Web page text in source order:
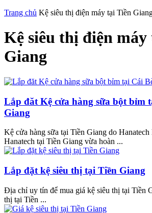
Trang chủ Kệ siêu thị điện máy tại Tiền
Kệ siêu thị điện máy
Giang
Lắp đăt Kệ cửa hàng sữa bột bỉm
Giang
Kệ cửa hàng sữa tại Tiền Giang do Hanatech
Hanatech tại Tiền Giang vừa hoàn ...
Lắp đặt kệ siêu thị tại Tiền Giang
Địa chỉ uy tín để mua giá kệ siêu thị tại Tiền
thị tại Tiền ...